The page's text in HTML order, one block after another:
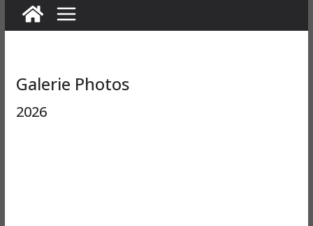
Galerie Photos
2026